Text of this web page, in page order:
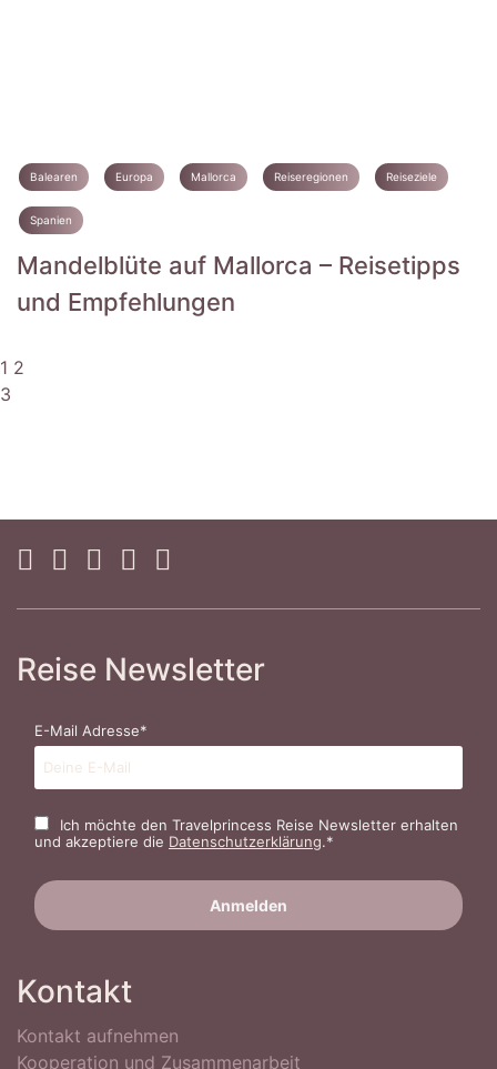
Balearen Europa Mallorca Reiseregionen Reiseziele
Spanien
Mandelblüte auf Mallorca – Reisetipps
und Empfehlungen
1 2
3
Reise Newsletter
E-Mail Adresse*
Ich möchte den Travelprincess Reise Newsletter erhalten
und akzeptiere die Datenschutzerklärung.*
Kontakt
Kontakt aufnehmen
Kooperation und Zusammenarbeit